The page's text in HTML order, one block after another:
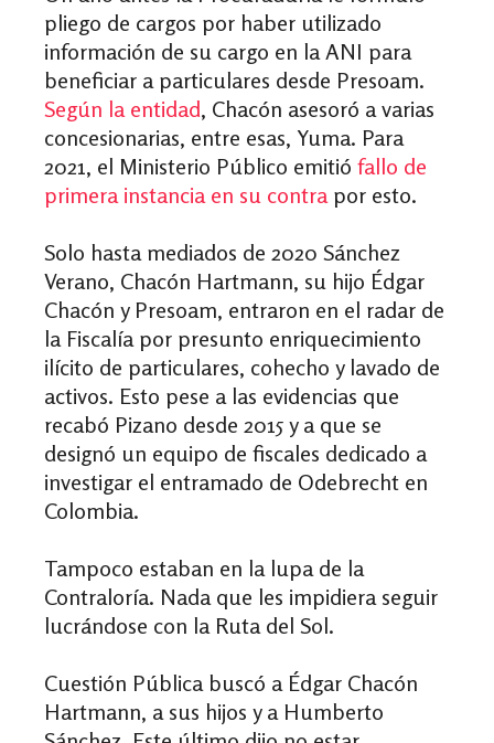
pliego de cargos por haber utilizado
información de su cargo en la ANI para
beneficiar a particulares desde Presoam.
Según la entidad, Chacón asesoró a varias
concesionarias, entre esas, Yuma. Para
2021, el Ministerio Público emitió fallo de
primera instancia en su contra por esto.
Solo hasta mediados de 2020 Sánchez
Verano, Chacón Hartmann, su hijo Édgar
Chacón y Presoam, entraron en el radar de
la Fiscalía por presunto enriquecimiento
ilícito de particulares, cohecho y lavado de
activos. Esto pese a las evidencias que
recabó Pizano desde 2015 y a que se
designó un equipo de fiscales dedicado a
investigar el entramado de Odebrecht en
Colombia.
Tampoco estaban en la lupa de la
Contraloría. Nada que les impidiera seguir
lucrándose con la Ruta del Sol.
Cuestión Pública buscó a Édgar Chacón
Hartmann, a sus hijos y a Humberto